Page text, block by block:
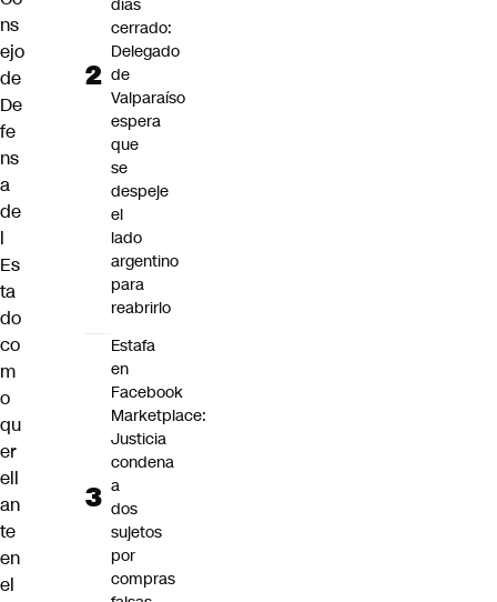
ns
ejo
de
De
fe
ns
a
de
l
Es
ta
do
co
m
o
qu
er
ell
an
te
en
el
días
cerrado:
Delegado
de
Valparaíso
espera
que
se
despeje
el
lado
argentino
para
reabrirlo
Estafa
en
Facebook
Marketplace:
Justicia
condena
a
dos
sujetos
por
compras